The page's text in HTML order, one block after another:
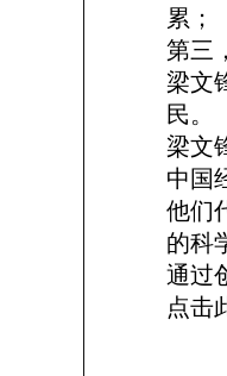
累；
第三
梁文
民。
梁文
中国
他们
的科
通过
点击